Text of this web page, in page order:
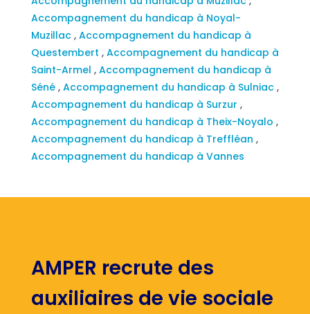
Accompagnement du handicap à Noyal-
Muzillac , Accompagnement du handicap à
Questembert , Accompagnement du handicap à
Saint-Armel , Accompagnement du handicap à
Séné , Accompagnement du handicap à Sulniac ,
Accompagnement du handicap à Surzur ,
Accompagnement du handicap à Theix-Noyalo ,
Accompagnement du handicap à Treffléan ,
Accompagnement du handicap à Vannes
AMPER recrute des
auxiliaires de vie sociale